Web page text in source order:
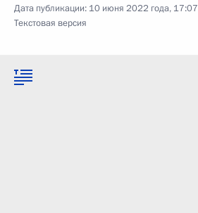
Дата публикации: 10 июня 2022 года, 17:07
Текстовая версия